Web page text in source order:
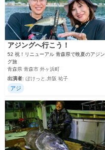
アジングへ行こう！
52 祝！リニューアル 青森県で晩夏のアジン
グ旅
青森県 青森市 外ヶ浜町
出演者: ぽけっと,井阪 祐子
アジ